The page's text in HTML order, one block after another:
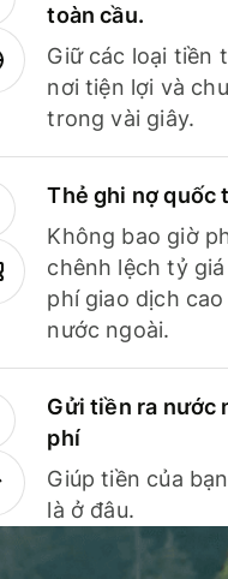
toàn cầu.
Giữ các loại tiền
nơi tiện lợi và
trong vài giây.
Thẻ ghi nợ quốc
Không bao giờ
chênh lệch tỷ
phí giao dịch
nước ngoài.
Gửi tiền ra nước
phí
Giúp tiền của
là ở đâu.